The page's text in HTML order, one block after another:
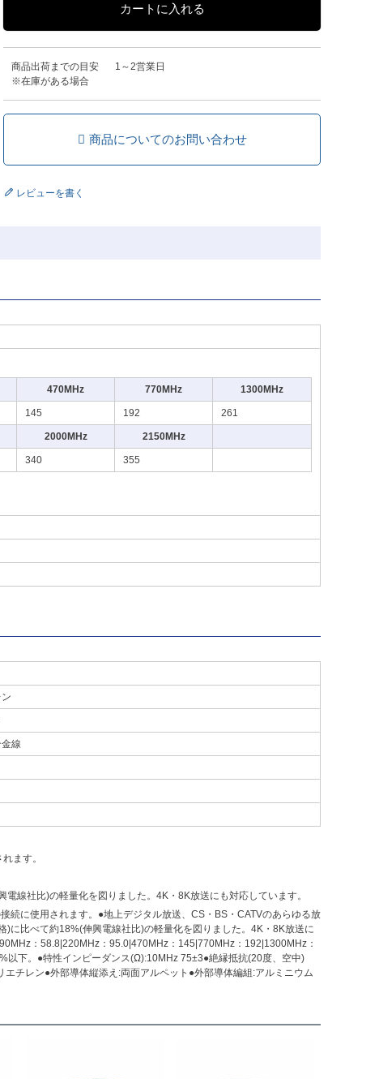
カートに入れる
商品出荷までの目安
※在庫がある場合
1～2営業日
商品についてのお問い合わせ
レビューを書く
470MHz 770MHz 1300MHz
145 192 261
2000MHz 2150MHz
340 355
線
ます。
線社比)の軽量化を図りました。4K・8K放送にも対応しています。
続に使用されます。●地上デジタル放送、CS・BS・CATVのあらゆる放
に比べて約18%(伸興電線社比)の軽量化を図りました。4K・8K放送に
：58.8|220MHz：95.0|470MHz：145|770MHz：192|1300MHz：
下。●特性インピーダンス(Ω):10MHz 75±3●絶縁抵抗(20度、空中)
チレン●外部導体縦添え:両面アルペット●外部導体編組:アルミニウム